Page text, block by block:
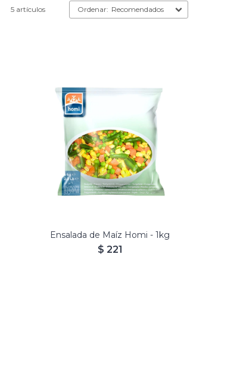
5 artículos Recomendados
Ensalada de Maíz Homi - 1kg
$ 221